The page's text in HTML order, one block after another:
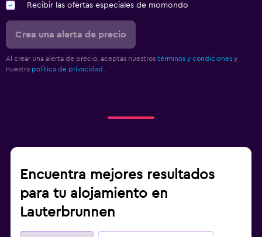
Recibir las ofertas especiales de momondo
Crea una alerta de precio
Al crear una alerta de precio, aceptas nuestros términos y condiciones y
nuestra política de privacidad.
Encuentra mejores resultados
para tu alojamiento en
Lauterbrunnen